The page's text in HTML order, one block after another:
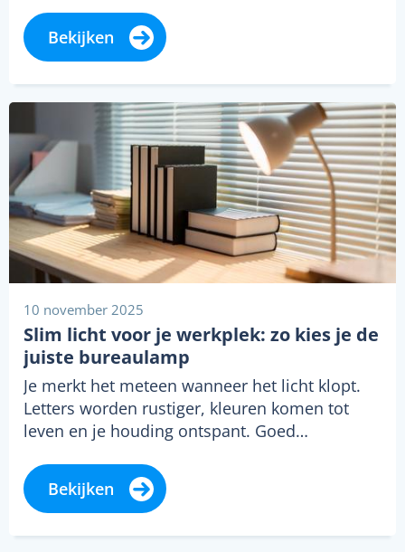
Bekijken
10 november 2025
Slim licht voor je werkplek: zo kies je de
juiste bureaulamp
Je merkt het meteen wanneer het licht klopt.
Letters worden rustiger, kleuren komen tot
leven en je houding ontspant. Goed…
Bekijken